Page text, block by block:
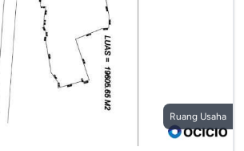
Ruang Usaha